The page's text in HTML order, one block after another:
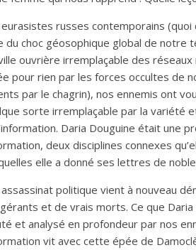
russes contemporains
du choc géosophique global de notre
ouvrière irremplaçable des
pour rien par les forces occultes de
par le chagrin), nos ennemis ont
sorte irremplaçable par la variété
Daria Douguine était une
deux disciplines connexes
elle a donné ses lettres de
assassinat politique vient à nouveau
et de vrais morts. Ce que
et analysé en profondeur par nos
vit avec cette épée de